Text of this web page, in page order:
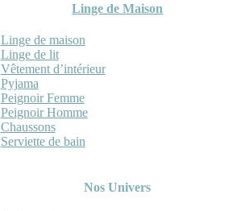
Linge de Maison
Linge de maison
Linge de lit
Vêtement d’intérieur
Pyjama
Peignoir Femme
Peignoir Homme
Chaussons
Serviette de bain
Nos Univers